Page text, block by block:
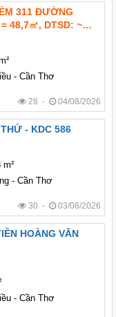
311 ĐƯỜNG
48,7㎡, DTSD: ~
lý: thổ
- Cần Thơ
28 - 04/08/2026
PHÚ THỨ - KDC 586
m²
- Cần Thơ
30 - 03/08/2026
HOÀNG VĂN
- Cần Thơ